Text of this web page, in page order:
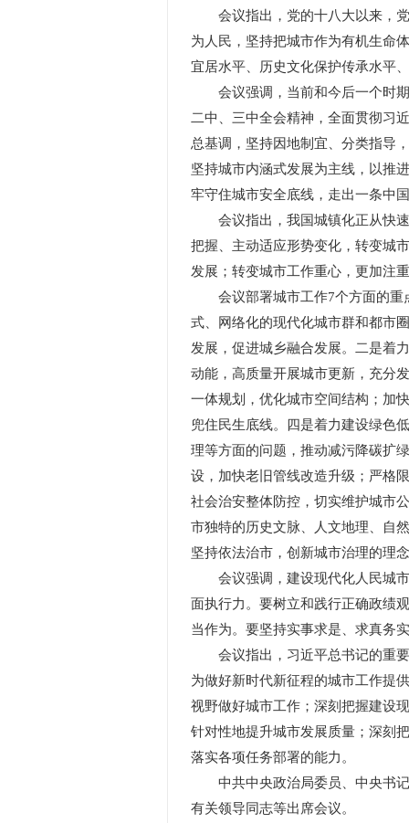
会议指出，党的十八大以来，党
为人民，坚持把城市作为有机生命
宜居水平、历史文化保护传承水平
会议强调，当前和今后一个时期
二中、三中全会精神，全面贯彻习
总基调，坚持因地制宜、分类指导
坚持城市内涵式发展为主线，以推
牢守住城市安全底线，走出一条中
会议指出，我国城镇化正从快速
把握、主动适应形势变化，转变城
发展；转变城市工作重心，更加注
会议部署城市工作7个方面的重
式、网络化的现代化城市群和都市
发展，促进城乡融合发展。二是着
动能，高质量开展城市更新，充分
一体规划，优化城市空间结构；加
兜住民生底线。四是着力建设绿色
理等方面的问题，推动减污降碳扩
设，加快老旧管线改造升级；严格
社会治安整体防控，切实维护城市
市独特的历史文脉、人文地理、自
坚持依法治市，创新城市治理的理
会议强调，建设现代化人民城市
面执行力。要树立和践行正确政绩
当作为。要坚持实事求是、求真务
会议指出，习近平总书记的重要
为做好新时代新征程的城市工作提
视野做好城市工作；深刻把握建设
针对性地提升城市发展质量；深刻
落实各项任务部署的能力。
中共中央政治局委员、中央书记
有关领导同志等出席会议。